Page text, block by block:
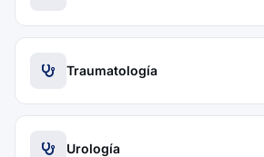
Traumatología
Urología